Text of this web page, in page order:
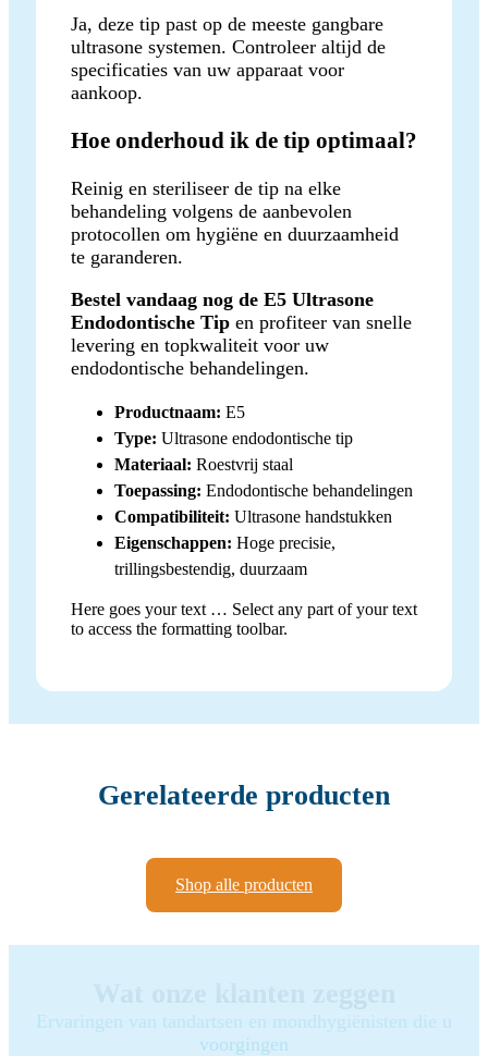
Ja, deze tip past op de meeste gangbare
ultrasone systemen. Controleer altijd de
specificaties van uw apparaat voor
aankoop.
Hoe onderhoud ik de tip optimaal?
Reinig en steriliseer de tip na elke
behandeling volgens de aanbevolen
protocollen om hygiëne en duurzaamheid
te garanderen.
Bestel vandaag nog de E5 Ultrasone
Endodontische Tip en profiteer van snelle
levering en topkwaliteit voor uw
endodontische behandelingen.
Productnaam: E5
Type: Ultrasone endodontische tip
Materiaal: Roestvrij staal
Toepassing: Endodontische behandelingen
Compatibiliteit: Ultrasone handstukken
Eigenschappen: Hoge precisie,
trillingsbestendig, duurzaam
Here goes your text … Select any part of your text
to access the formatting toolbar.
Gerelateerde producten
Shop alle producten
Ervaringen van tandartsen en mondhygiënisten die u
voorgingen